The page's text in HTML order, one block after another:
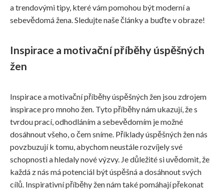
a trendovými tipy, které vám pomohou být moderní a
sebevědomá žena. Sledujte naše články a buďte v obraze!
Inspirace a motivační příběhy úspěšných
žen
Inspirace a motivační příběhy úspěšných žen jsou zdrojem
inspirace pro mnoho žen. Tyto příběhy nám ukazují, že s
tvrdou prací, odhodláním a sebevědomím je možné
dosáhnout všeho, o čem sníme. Příklady úspěšných žen nás
povzbuzují k tomu, abychom neustále rozvíjely své
schopnosti a hledaly nové výzvy. Je důležité si uvědomit, že
každá z nás má potenciál být úspěšná a dosáhnout svých
cílů. Inspirativní příběhy žen nám také pomáhají překonat